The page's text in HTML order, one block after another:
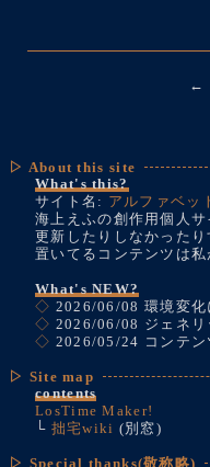
←
▷ About this site
What's this?
サイト名: アルファベッ
海上えふの創作用個人サ
更新したりしなかったり
置いてるコンテンツは私
What's NEW?
◇ 2026/06/08 環境変化
◇ 2026/06/08 ジェネリ
◇ 2026/05/24 コンテン
▷ Site map
contents
LosTime Maker!
└ 拙宅wiki (別窓)
▷ Special thanks(敬称略)